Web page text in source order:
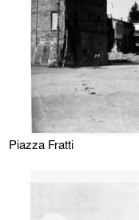
Piazza Fratti